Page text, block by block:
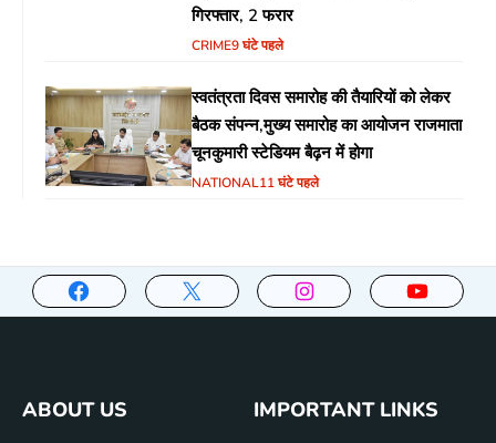
गिरफ्तार, 2 फरार
CRIME9 घंटे पहले
स्वतंत्रता दिवस समारोह की तैयारियों को लेकर
बैठक संपन्न,मुख्य समारोह का आयोजन राजमाता
चूनकुमारी स्टेडियम बैढ़न में होगा
NATIONAL11 घंटे पहले
ABOUT US
IMPORTANT LINKS